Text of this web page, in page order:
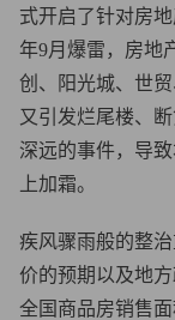
式开启了针对房
年9月爆雷，房地
创、阳光城、世
又引发烂尾楼、
深远的事件，导
上加霜。
疾风骤雨般的整
价的预期以及地
全国商品房销售